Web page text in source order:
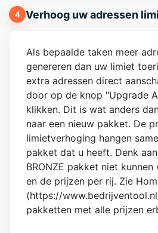
4 Verhoog uw adressen
Als bepaalde taken meer
genereren dan uw limiet
extra adressen direct
door op de knop "Upgrade
klikken. Dit is wat anders
naar een nieuw pakket. De
limietverhoging hangen
pakket dat u heeft. Denk
BRONZE pakket niet
en de prijzen per rij. Zie
(https://
pakketten met alle prijzen